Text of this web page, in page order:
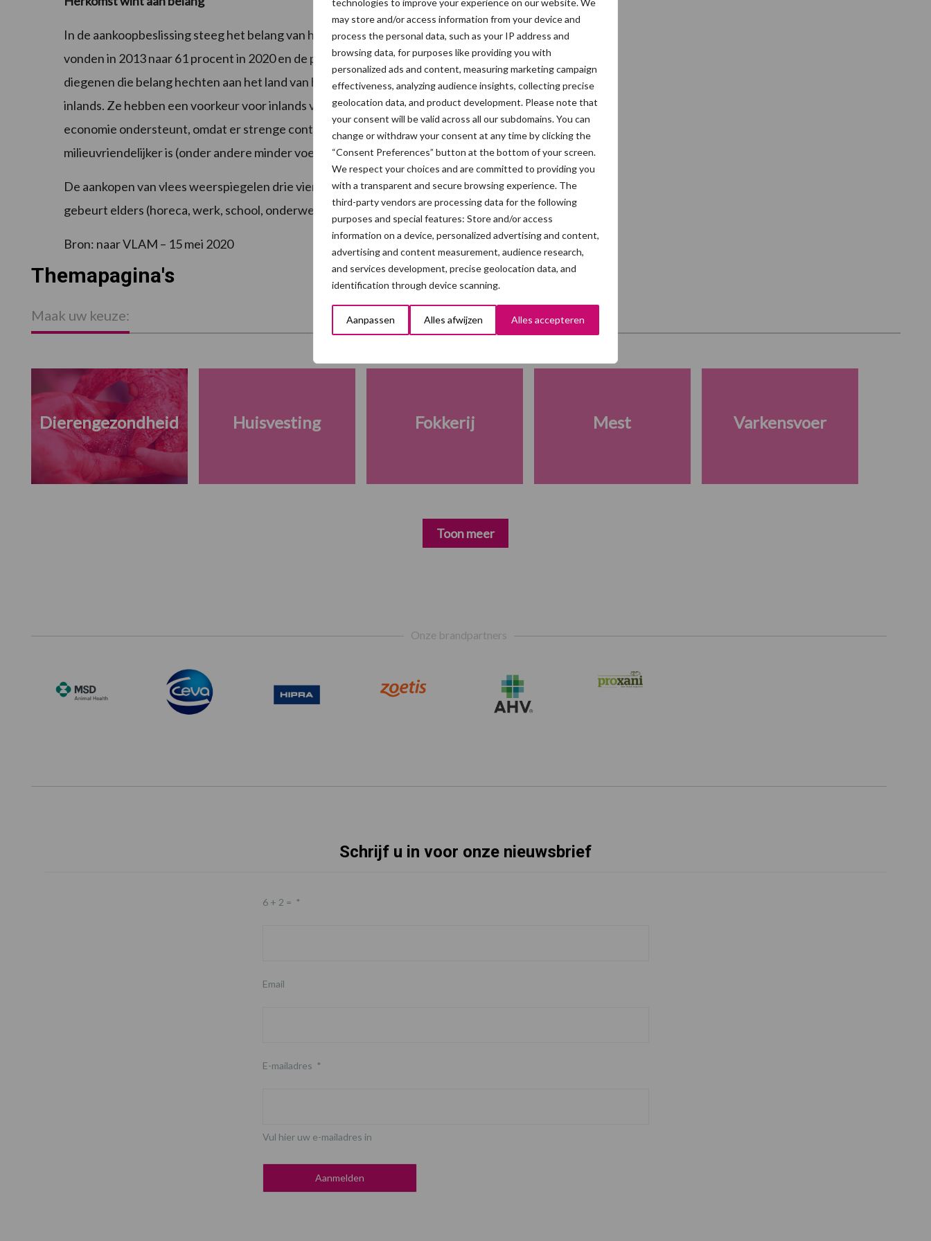
may store and/or access information from your device and
process the personal data, such as your IP address and
browsing data, for purposes like providing you with
personalized ads and content, measuring marketing campaign
effectiveness, analyzing audience insights, collecting precise
geolocation data, and product development. Please note that
your consent will be valid across all our subdomains. You can
change or withdraw your consent at any time by clicking the
“Consent Preferences” button at the bottom of your screen.
We respect your choices and are committed to providing you
with a transparent and secure browsing experience. The
third-party vendors are processing data for the following
purposes and special features: Store and/or access
information on a device, personalized advertising and content,
advertising and content measurement, audience research,
and services development, precise geolocation data, and
identification through device scanning.
Aanpassen Alles afwijzen Alles accepteren
In de aankoopbeslissing steeg het belang van het land van herkomst van 52 procent die dit belangrijk
vonden in 2013 naar 61 procent in 2020 en de productiemethode steeg van 42 naar 50 procent. Bij
diegenen die belang hechten aan het land van herkomst, heeft 96 procent een voorkeur voor
inlands. Ze hebben een voorkeur voor inlands vlees omdat dit vaak goedkoper is, omdat het de lokale
economie ondersteunt, omdat er strenge controles en hoge normen zijn, omdat het
milieuvriendelijker is (onder andere minder voedselkilometers) en omdat het verser is.
De aankopen van vlees weerspiegelen drie vierde van het vleesverbruik. Een kwart van het verbruik
gebeurt elders (horeca, werk, school, onderweg, enz.).
Bron: naar VLAM – 15 mei 2020
Themapagina's
Maak uw keuze:
Dierengezondheid Huisvesting Fokkerij Mest Varkensvoer
Toon meer
Onze brandpartners
Schrijf u in voor onze nieuwsbrief
6 + 2 = *
Email
E-mailadres *
Vul hier uw e-mailadres in